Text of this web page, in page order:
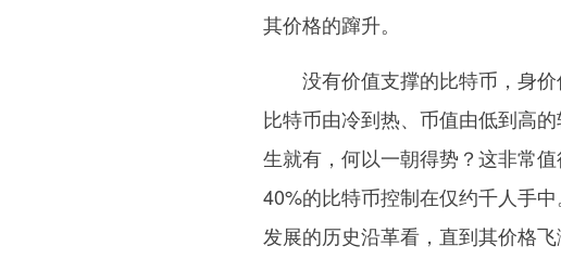
其价格的蹿升。
没有价值支撑的比特币，身价
比特币由冷到热、币值由低到高
生就有，何以一朝得势？这非常
40%的比特币控制在仅约千人手
发展的历史沿革看，直到其价格